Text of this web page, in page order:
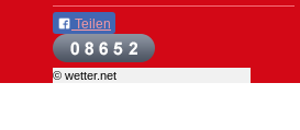
Teilen
© wetter.net